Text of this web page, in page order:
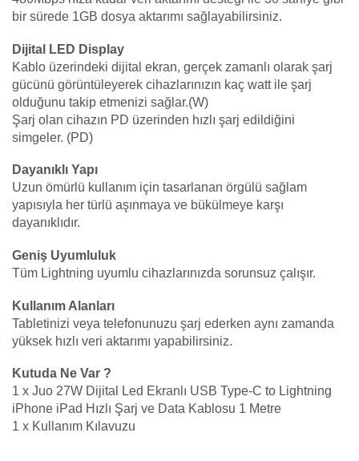
bir sürede 1GB dosya aktarımı sağlayabilirsiniz.
Dijital LED Display
Kablo üzerindeki dijital ekran, gerçek zamanlı olarak şarj
gücünü görüntüleyerek cihazlarınızın kaç watt ile şarj
olduğunu takip etmenizi sağlar.(W)
Şarj olan cihazın PD üzerinden hızlı şarj edildiğini
simgeler. (PD)
Dayanıklı Yapı
Uzun ömürlü kullanım için tasarlanan örgülü sağlam
yapısıyla her türlü aşınmaya ve bükülmeye karşı
dayanıklıdır.
Geniş Uyumluluk
Tüm Lightning uyumlu cihazlarınızda sorunsuz çalışır.
Kullanım Alanları
Tabletinizi veya telefonunuzu şarj ederken aynı zamanda
yüksek hızlı veri aktarımı yapabilirsiniz.
Kutuda Ne Var ?
1 x Juo 27W Dijital Led Ekranlı USB Type-C to Lightning
iPhone iPad Hızlı Şarj ve Data Kablosu 1 Metre
1 x Kullanım Kılavuzu